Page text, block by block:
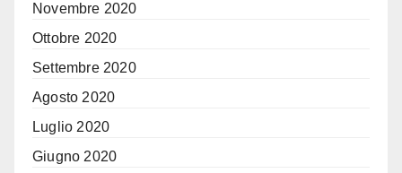
Novembre 2020
Ottobre 2020
Settembre 2020
Agosto 2020
Luglio 2020
Giugno 2020